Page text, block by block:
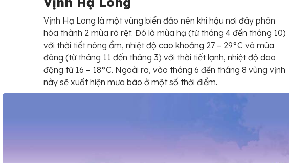
Vịnh Hạ Long là một vùng biển đảo nên khí hậu nơi đây phân
hóa thành 2 mùa rõ rệt. Đó là mùa hạ (từ tháng 4 đến tháng 10)
với thời tiết nóng ẩm, nhiệt độ cao khoảng 27 – 29°C và mùa
đông (từ tháng 11 đến tháng 3) với thời tiết lạnh, nhiệt độ dao
động từ 16 – 18°C. Ngoài ra, vào tháng 6 đến tháng 8 vùng vịnh
này sẽ xuất hiện mưa bão ở một số thời điểm.